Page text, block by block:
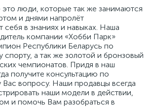
люди, которые так же занимаются
и днями напролёт
себя в знаниях и навыках. Наша
компании «Хобби Парк»
Республики Беларусь по
спорту, а так же золотой и бронзовый
чемпионатов. Придя в наш
получите консультацию по
вопросу. Наши продавцы всегда
наши модели в действии,
и помочь Вам разобраться в